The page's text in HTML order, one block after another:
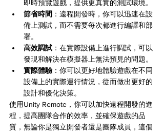
即時預覽遊戲，提供更真實的測試環境。
節省時間 ：遠程開發時，你可以迅速在設
備上測試，而不需要每次都進行編譯和部
署。
高效調試 ：在實際設備上進行調試，可以
發現和解決在模擬器上無法預見的問題。
實際體驗 ：你可以更好地體驗遊戲在不同
設備上的實際運行情況，從而做出更好的
設計和優化決策。
使用Unity Remote，你可以加快遠程開發的進
程，提高團隊合作的效率，並確保遊戲的品
質，無論你是獨立開發者還是團隊成員，這個